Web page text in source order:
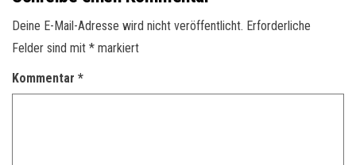
Deine E-Mail-Adresse wird nicht veröffentlicht. Erforderliche
Felder sind mit * markiert
Kommentar *